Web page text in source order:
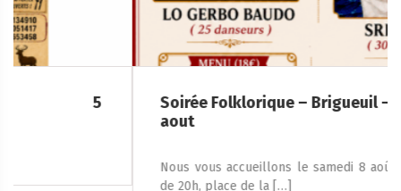
Soirée Folklorique – Brigueuil – Samedi 08
Nous vous accueillons le samedi 8 août 2026, à partir
de 20h, place de la […]